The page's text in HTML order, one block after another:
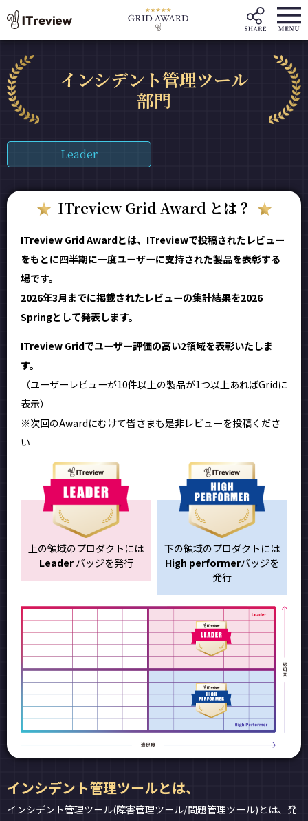
インシデント管理ツール
部門
Leader
ITreview Grid Award とは？
ITreview Grid Awardとは、ITreviewで投稿されたレビュー
をもとに四半期に一度ユーザーに支持された製品を表彰する
場です。
2026年3月までに掲載されたレビューの集計結果を2026
Springとして発表します。
ITreview Gridでユーザー評価の高い2領域を表彰いたしま
す。
（ユーザーレビューが10件以上の製品が1つ以上あればGridに
表示）
※次回のAwardにむけて皆さまも是非レビューを投稿くださ
い
上の領域のプロダクトには
Leaderバッジを発行
下の領域のプロダクトには
High performerバッジを
発行
インシデント管理ツールとは、
インシデント管理ツール(障害管理ツール/問題管理ツール)とは、発